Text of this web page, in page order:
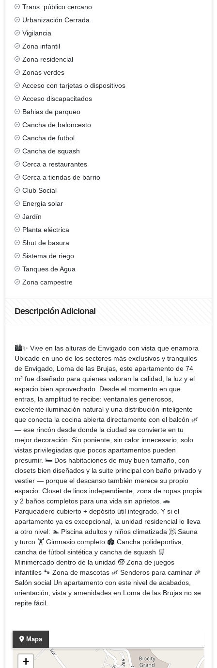
Trans. público cercano
Urbanización Cerrada
Vigilancia
Zona infantil
Zona residencial
Zonas verdes
Acceso con tarjetas o dispositivos
Acceso discapacitados
Bahias de parqueo
Cancha de baloncesto
Cancha de futbol
Cancha de squash
Cerca a restaurantes
Cerca a tiendas de barrio
Club Social
Energia solar
Jardín
Planta eléctrica
Shut de basura
Sistema de riego
Tanques de Agua
Zona campestre
Descripción Adicional
🏙️✨ Vive en las alturas de Envigado con vista que enamora
Ubicado en uno de los sectores más exclusivos y tranquilos
de Envigado, Loma de las Brujas, este apartamento de 74
m² fue diseñado para quienes valoran la calidad, la luz y el
espacio bien aprovechado. Desde el momento en que
entras, la amplitud te recibe: ventanales generosos,
excelente iluminación natural y una distribución inteligente
que conecta la cocina abierta directamente con el balcón 🌿
— ese rincón desde donde la ciudad se convierte en tu
mejor decoración. Sin poniente, sin calor innecesario, solo
vistas privilegiadas que pocos apartamentos pueden
presumir. 🛏️ Dos habitaciones de muy buen tamaño, con
closets bien diseñados y la suite principal con baño privado y
vestier — porque el descanso también merece su propio
espacio. Closet de linos independiente, zona de ropas propia
y 2 baños completos para una vida sin aprietos. 🚗
Parqueadero cubierto + depósito útil integrado. Y si el
apartamento ya es excepcional, la unidad residencial lo lleva
a otro nivel: 🏊 Piscina adultos y niños climatizada 🧖 Sauna
y turco 🏋️ Gimnasio completo 🏟️ Cancha polideportiva,
cancha de fútbol sintética y cancha de squash 🛒
Minimercado dentro de la unidad 🧒 Zona de juegos
infantiles 🐾 Zona de mascotas 🌿 Senderos para caminar 🎉
Salón social Un apartamento con este nivel de acabados,
orientación, vista y amenidades en Loma de las Brujas no se
repite fácil.
Mapa
+